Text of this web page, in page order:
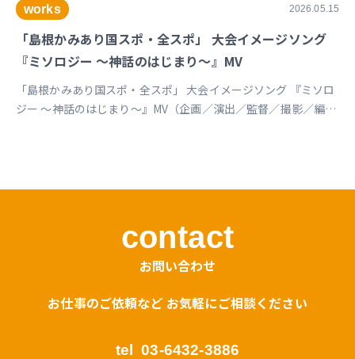
works 2026.05.15
「島根かみあり国スポ・全スポ」 大会イメージソング
『ミソロジー ～神話のはじまり～』MV
「島根かみあり国スポ・全スポ」 大会イメージソング 『ミソロ
ジー ～神話のはじまり～』MV（企画／演出／監督／撮影／編
contact
お問い合わせ
お仕事のご依頼など お気軽にご相談ください
tel 03-6432-3886